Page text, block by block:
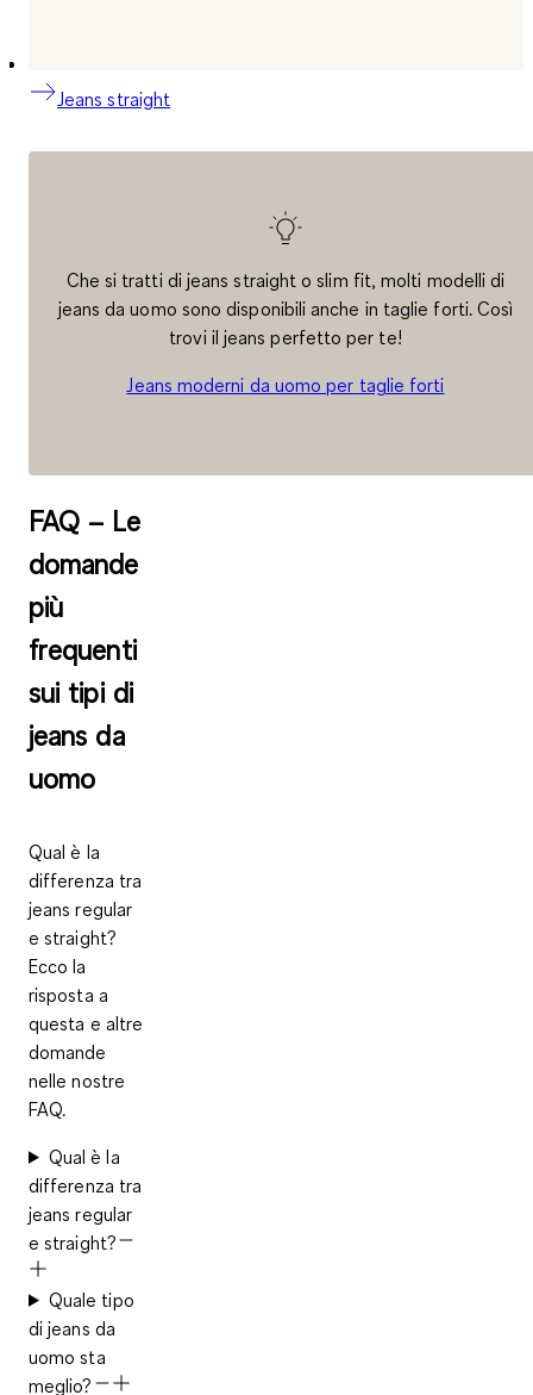
Jeans straight
Che si tratti di jeans straight o slim fit, molti modelli di
jeans da uomo sono disponibili anche in taglie forti. Così
trovi il jeans perfetto per te!
Jeans moderni da uomo per taglie forti
FAQ – Le
domande
più
frequenti
sui tipi di
jeans da
uomo
Qual è la
differenza tra
jeans regular
e straight?
Ecco la
risposta a
questa e altre
domande
nelle nostre
FAQ.
Qual è la
differenza tra
jeans regular
e straight?
Quale tipo
di jeans da
uomo sta
meglio?